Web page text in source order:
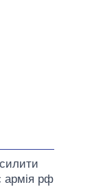
армія рф